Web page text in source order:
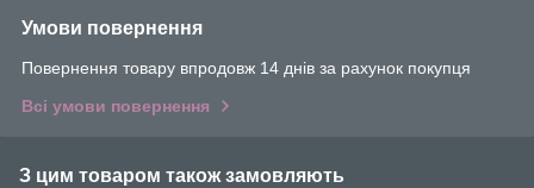
Умови повернення
Повернення товару впродовж 14 днів за рахунок покупця
Всі умови повернення
З цим товаром також замовляють